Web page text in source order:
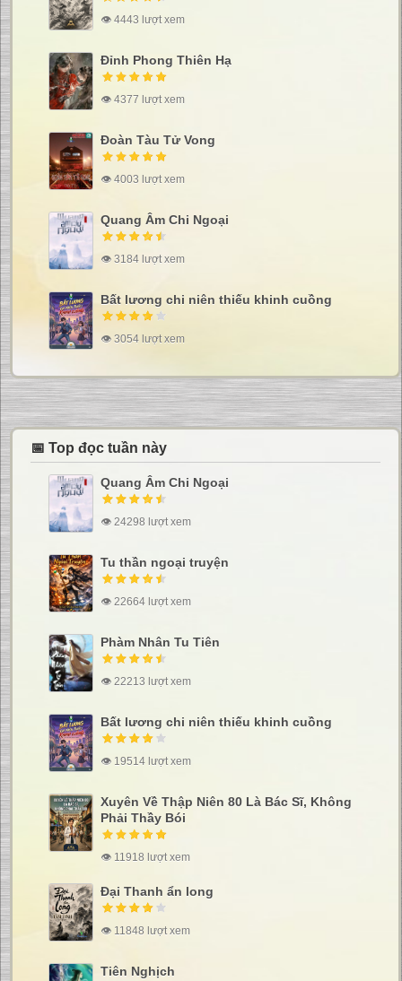
👁 4443 lượt xem
Đỉnh Phong Thiên Hạ
👁 4377 lượt xem
Đoàn Tàu Tử Vong
👁 4003 lượt xem
Quang Âm Chi Ngoại
👁 3184 lượt xem
Bất lương chi niên thiếu khinh cuồng
👁 3054 lượt xem
📅 Top đọc tuần này
Quang Âm Chi Ngoại
👁 24298 lượt xem
Tu thần ngoại truyện
👁 22664 lượt xem
Phàm Nhân Tu Tiên
👁 22213 lượt xem
Bất lương chi niên thiếu khinh cuồng
👁 19514 lượt xem
Xuyên Về Thập Niên 80 Là Bác Sĩ, Không
Phải Thầy Bói
👁 11918 lượt xem
Đại Thanh ẩn long
👁 11848 lượt xem
Tiên Nghịch